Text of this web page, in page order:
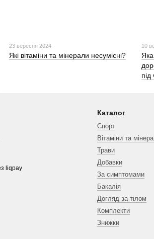
23 вересня 2024
Які вітаміни та мінерали несумісні?
10
Каталог
Спорт
Вітаміни та
Трави
Добавки
За симптомами
Бакалія
Догляд за тілом
Комплекти
Знижки